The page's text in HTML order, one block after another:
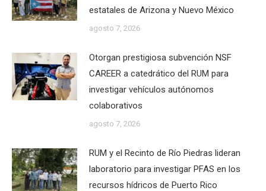
estatales de Arizona y Nuevo México
agosto 7, 2026
Otorgan prestigiosa subvención NSF
CAREER a catedrático del RUM para
investigar vehículos autónomos
colaborativos
agosto 7, 2026
RUM y el Recinto de Río Piedras lideran
laboratorio para investigar PFAS en los
recursos hídricos de Puerto Rico